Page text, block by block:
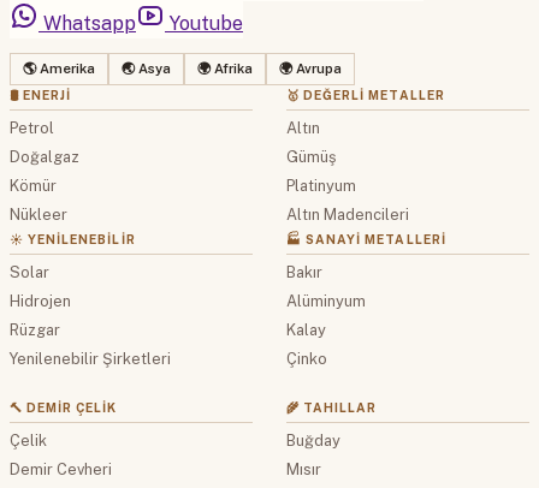
Whatsapp
Youtube
🌎 Amerika 🌏 Asya 🌍 Afrika 🌍 Avrupa
🛢 ENERJI
Petrol
Doğalgaz
Kömür
Nükleer
☀️ YENILENEBILIR
Solar
Hidrojen
Rüzgar
Yenilenebilir Şirketleri
🥇 DEĞERLI METALLER
Altın
Gümüş
Platinyum
Altın Madencileri
🏭 SANAYI METALLERI
Bakır
Alüminyum
Kalay
Çinko
🔨 DEMIR ÇELIK
Çelik
Demir Cevheri
🌾 TAHILLAR
Buğday
Mısır